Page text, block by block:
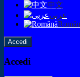
中文
عربى
Accedi
Accedi